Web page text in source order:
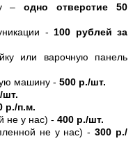
–одно отверстие 50
- 100 рублей за
или варочную панель
машину - 500 р./шт.
шт.
р./п.м.
не у нас) - 400 р./шт.
не у нас) -300 р./